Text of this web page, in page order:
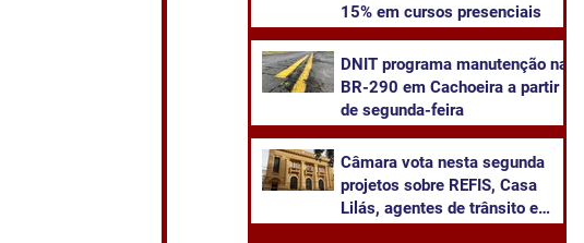
15% em cursos presenciais
DNIT programa manutenção na
BR-290 em Cachoeira a partir
de segunda-feira
Câmara vota nesta segunda
projetos sobre REFIS, Casa
Lilás, agentes de trânsito e